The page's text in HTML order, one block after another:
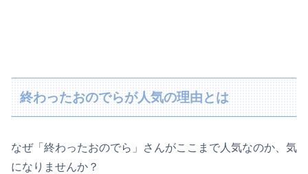
終わったおのでらが人気の理由とは
なぜ「終わったおのでら」さんがここまで人気なのか、気
になりませんか？